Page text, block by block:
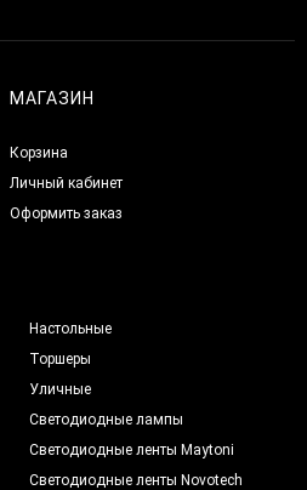
МАГАЗИН
Корзина
Личный кабинет
Оформить заказ
Настольные
Торшеры
Уличные
Светодиодные лампы
Светодиодные ленты Maytoni
Светодиодные ленты Novotech